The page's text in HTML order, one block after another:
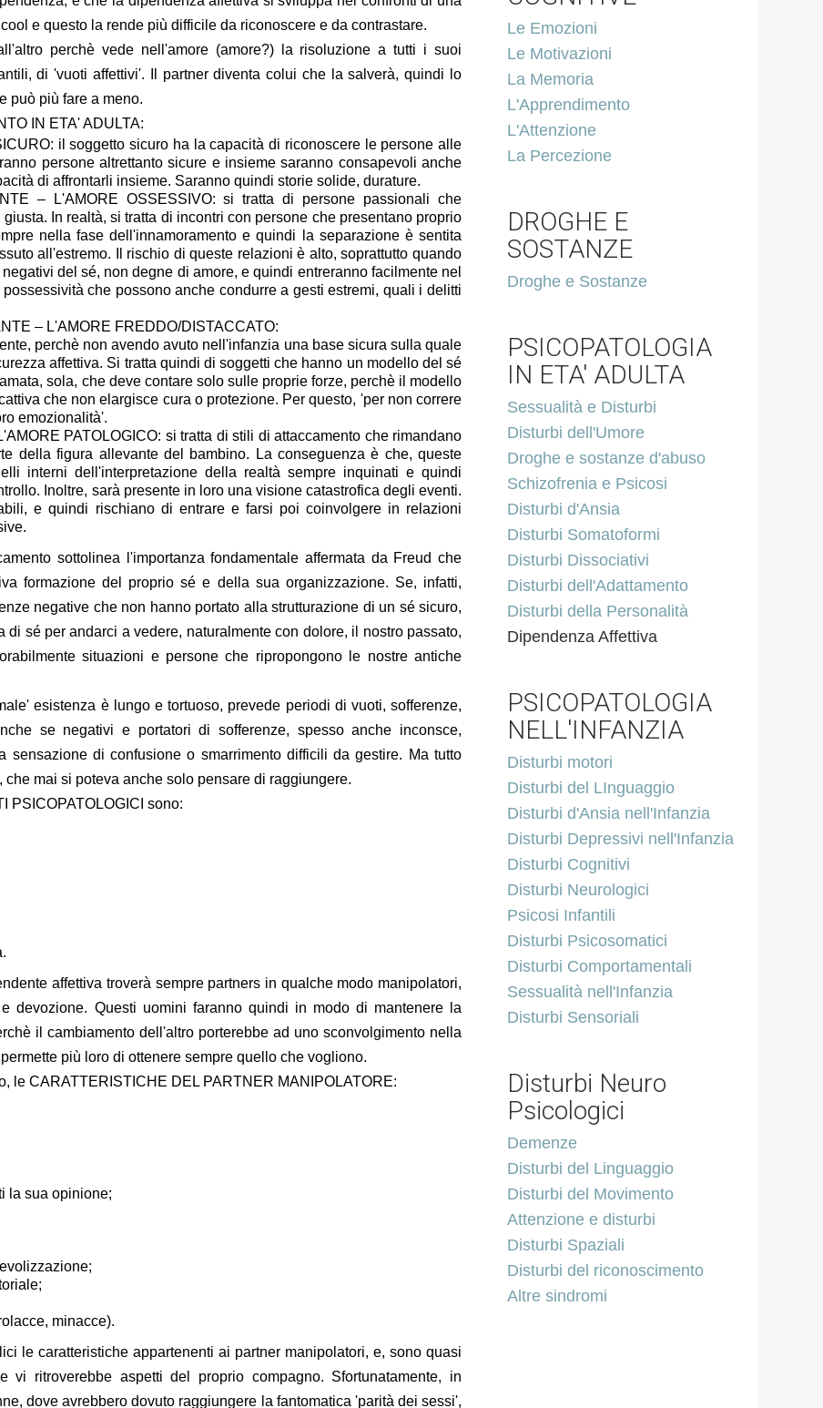
e questo la rende più difficile da riconoscere e da contrastare.
perchè vede nell'amore (amore?) la risoluzione a tutti i suoi
di 'vuoti affettivi'. Il partner diventa colui che la salverà, quindi lo
può più fare a meno.
IN ETA' ADULTA:
il soggetto sicuro ha la capacità di riconoscere le persone alle
persone altrettanto sicure e insieme saranno consapevoli anche
di affrontarli insieme. Saranno quindi storie solide, durature.
– L'AMORE OSSESSIVO: si tratta di persone passionali che
In realtà, si tratta di incontri con persone che presentano proprio
nella fase dell'innamoramento e quindi la separazione è sentita
all'estremo. Il rischio di queste relazioni è alto, soprattutto quando
del sé, non degne di amore, e quindi entreranno facilmente nel
che possono anche condurre a gesti estremi, quali i delitti
– L'AMORE FREDDO/DISTACCATO:
perchè non avendo avuto nell'infanzia una base sicura sulla quale
affettiva. Si tratta quindi di soggetti che hanno un modello del sé
sola, che deve contare solo sulle proprie forze, perchè il modello
che non elargisce cura o protezione. Per questo, 'per non correre
emozionalità'.
PATOLOGICO: si tratta di stili di attaccamento che rimandano
della figura allevante del bambino. La conseguenza è che, queste
interni dell'interpretazione della realtà sempre inquinati e quindi
Inoltre, sarà presente in loro una visione catastrofica degli eventi.
e quindi rischiano di entrare e farsi poi coinvolgere in relazioni
sottolinea l'importanza fondamentale affermata da Freud che
formazione del proprio sé e della sua organizzazione. Se, infatti,
negative che non hanno portato alla strutturazione di un sé sicuro,
sé per andarci a vedere, naturalmente con dolore, il nostro passato,
situazioni e persone che ripropongono le nostre antiche
esistenza è lungo e tortuoso, prevede periodi di vuoti, sofferenze,
se negativi e portatori di sofferenze, spesso anche inconsce,
sensazione di confusione o smarrimento difficili da gestire. Ma tutto
mai si poteva anche solo pensare di raggiungere.
PSICOPATOLOGICI sono:
affettiva troverà sempre partners in qualche modo manipolatori,
devozione. Questi uomini faranno quindi in modo di mantenere la
il cambiamento dell'altro porterebbe ad uno sconvolgimento nella
più loro di ottenere sempre quello che vogliono.
le CARATTERISTICHE DEL PARTNER MANIPOLATORE:
la sua opinione;
minacce).
le caratteristiche appartenenti ai partner manipolatori, e, sono quasi
vi ritroverebbe aspetti del proprio compagno. Sfortunatamente, in
dove avrebbero dovuto raggiungere la fantomatica 'parità dei sessi',
Le Emozioni
Le Motivazioni
La Memoria
L'Apprendimento
L'Attenzione
La Percezione
DROGHE E
SOSTANZE
Droghe e Sostanze
PSICOPATOLOGIA
IN ETA' ADULTA
Sessualità e Disturbi
Disturbi dell'Umore
Droghe e sostanze d'abuso
Schizofrenia e Psicosi
Disturbi d'Ansia
Disturbi Somatoformi
Disturbi Dissociativi
Disturbi dell'Adattamento
Disturbi della Personalità
Dipendenza Affettiva
PSICOPATOLOGIA
NELL'INFANZIA
Disturbi motori
Disturbi del LInguaggio
Disturbi d'Ansia nell'Infanzia
Disturbi Depressivi nell'Infanzia
Disturbi Cognitivi
Disturbi Neurologici
Psicosi Infantili
Disturbi Psicosomatici
Disturbi Comportamentali
Sessualità nell'Infanzia
Disturbi Sensoriali
Disturbi Neuro
Psicologici
Demenze
Disturbi del Linguaggio
Disturbi del Movimento
Attenzione e disturbi
Disturbi Spaziali
Disturbi del riconoscimento
Altre sindromi